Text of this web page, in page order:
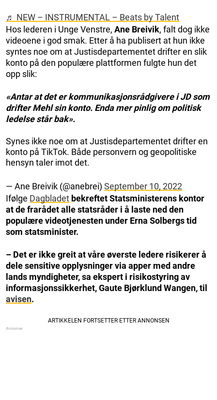
♬ NEW – INSTRUMENTAL – Beats by Talent
Hos lederen i Unge Venstre, Ane Breivik, falt dog ikke
videoene i god smak. Etter å ha publisert at hun ikke
syntes noe om at Justisdepartementet drifter en slik
konto på den populære plattformen fulgte hun det
opp slik:
«Antar at det er kommunikasjonsrådgivere i JD som
drifter Mehl sin konto. Enda mer pinlig om politisk
ledelse står bak».
Synes ikke noe om at Justisdepartementet drifter en
konto på TikTok. Både personvern og geopolitiske
hensyn taler imot det.
— Ane Breivik (@anebrei) September 10, 2022
Ifølge Dagbladet bekreftet Statsministerens kontor
at de frarådet alle statsråder i å laste ned den
populære videotjenesten under Erna Solbergs tid
som statsminister.
– Det er ikke greit at våre øverste ledere risikerer å
dele sensitive opplysninger via apper med andre
lands myndigheter, sa ekspert i risikostyring av
informasjonssikkerhet, Gaute Bjørklund Wangen, til
avisen.